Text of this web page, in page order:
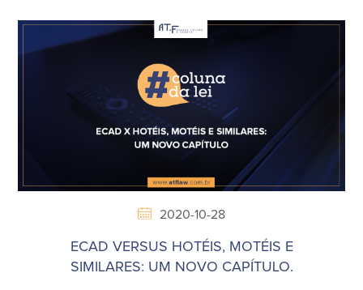
2020-10-28
ECAD VERSUS HOTÉIS, MOTÉIS E
SIMILARES: UM NOVO CAPÍTULO.